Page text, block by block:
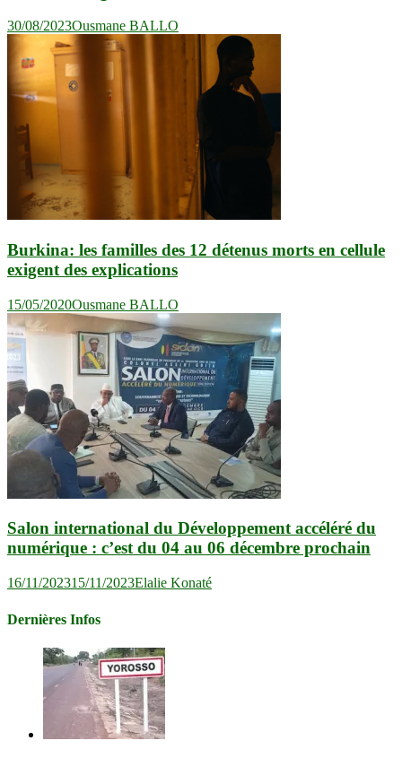
30/08/2023Ousmane BALLO
Burkina: les familles des 12 détenus morts en cellule
exigent des explications
15/05/2020Ousmane BALLO
Salon international du Développement accéléré du
numérique : c’est du 04 au 06 décembre prochain
16/11/202315/11/2023Elalie Konaté
Dernières Infos